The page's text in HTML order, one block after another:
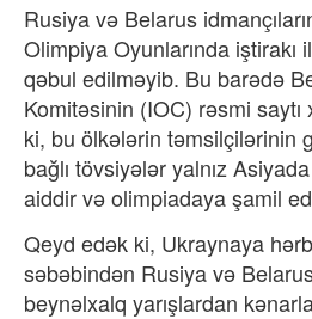
Rusiya və Belarus
Olimpiya Oyunlarında iştirakı
qəbul edilməyib. Bu barədə
Komitəsinin (IOC) rəsmi saytı
ki, bu ölkələrin təmsilçilərinin
bağlı tövsiyələr yalnız
aiddir və olimpiadaya şamil
Qeyd edək ki, Ukraynaya
səbəbindən Rusiya və Belarus
beynəlxalq yarışlardan